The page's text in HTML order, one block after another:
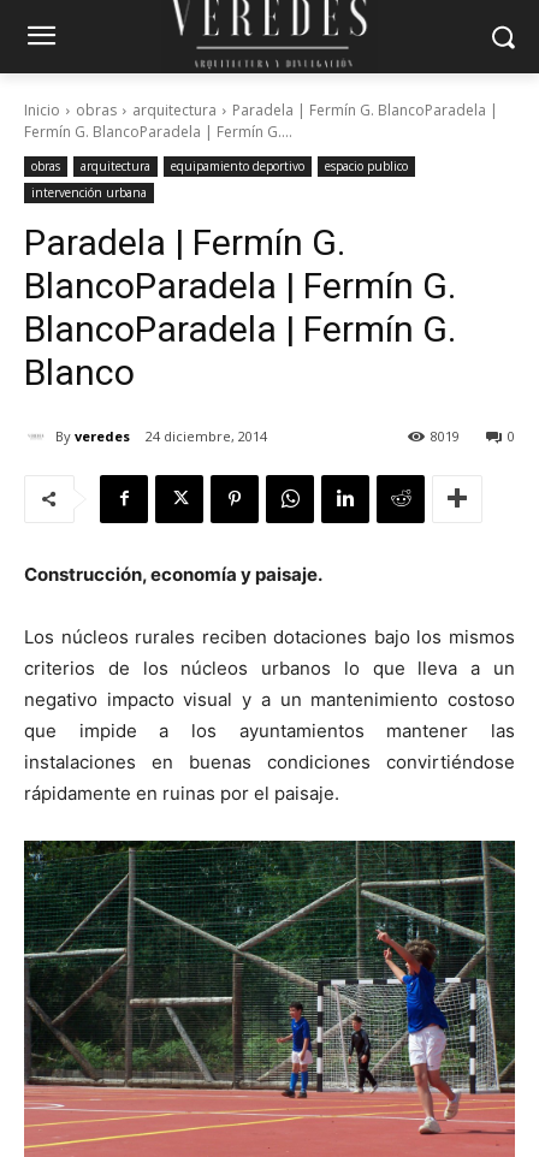
Inicio obras arquitectura
Paradela | Fermín G. BlancoParadela |
Fermín G. BlancoParadela | Fermín G....
obras arquitectura equipamiento deportivo
espacio publico
intervención urbana
Paradela | Fermín G.
BlancoParadela | Fermín G.
BlancoParadela | Fermín G.
Blanco
By veredes 24 diciembre, 2014 0
8019
Construcción, economía y paisaje.
Los núcleos rurales reciben dotaciones bajo los mismos
criterios de los núcleos urbanos lo que lleva a un
negativo impacto visual y a un mantenimiento costoso
que impide a los ayuntamientos mantener las
instalaciones en buenas condiciones convirtiéndose
rápidamente en ruinas por el paisaje.